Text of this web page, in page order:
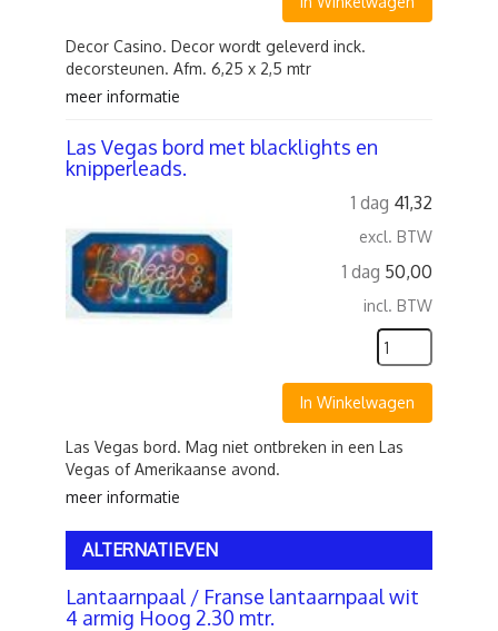
Decor Casino. Decor wordt geleverd inck.
decorsteunen. Afm. 6,25 x 2,5 mtr
meer informatie
Las Vegas bord met blacklights en
knipperleads.
1 dag 41,32
excl. BTW
1 dag 50,00
incl. BTW
In Winkelwagen
Las Vegas bord. Mag niet ontbreken in een Las
Vegas of Amerikaanse avond.
meer informatie
ALTERNATIEVEN
Lantaarnpaal / Franse lantaarnpaal wit
4 armig Hoog 2.30 mtr.